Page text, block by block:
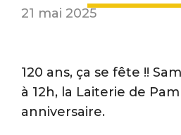
21 mai 2025
120 ans, ça se fête !!
à 12h, la Laiterie de
anniversaire.